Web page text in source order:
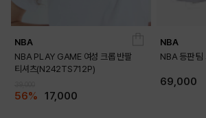
NBA
NBA PLAY GAME 여성 크롭 반팔
티셔츠(N242TS712P)
56% 17,000
NBA
NBA 등판 팀
69,000